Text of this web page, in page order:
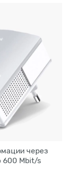
через
600 Mbit/s